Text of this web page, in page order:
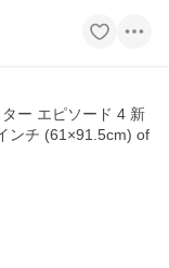
ー エピソード 4 新
ンチ (61×91.5cm) of